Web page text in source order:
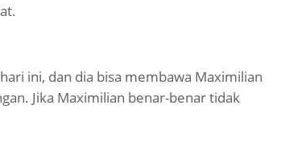
ini, dan dia bisa membawa Maximilian
Jika Maximilian benar-benar tidak